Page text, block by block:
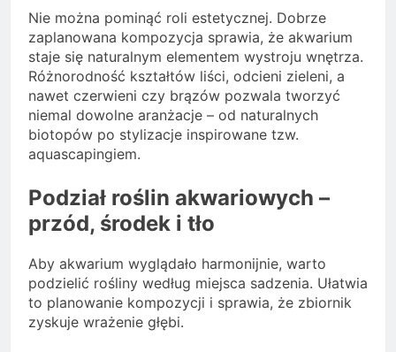
Nie można pominąć roli estetycznej. Dobrze
zaplanowana kompozycja sprawia, że akwarium
staje się naturalnym elementem wystroju wnętrza.
Różnorodność kształtów liści, odcieni zieleni, a
nawet czerwieni czy brązów pozwala tworzyć
niemal dowolne aranżacje – od naturalnych
biotopów po stylizacje inspirowane tzw.
aquascapingiem.
Podział roślin akwariowych –
przód, środek i tło
Aby akwarium wyglądało harmonijnie, warto
podzielić rośliny według miejsca sadzenia. Ułatwia
to planowanie kompozycji i sprawia, że zbiornik
zyskuje wrażenie głębi.